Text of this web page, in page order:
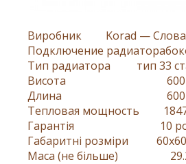
Виробник
Korad —
Подключение радиатора
Тип радиатора
тип 33
Висота
Длина
Тепловая мощность
Гарантія
10
Габаритні розміри
Маса (не більше)